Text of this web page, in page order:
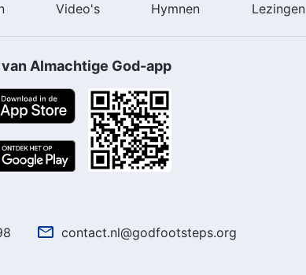
Video's Hymnen Lezingen
Almachtige God-app
contact.nl@godfootsteps.org